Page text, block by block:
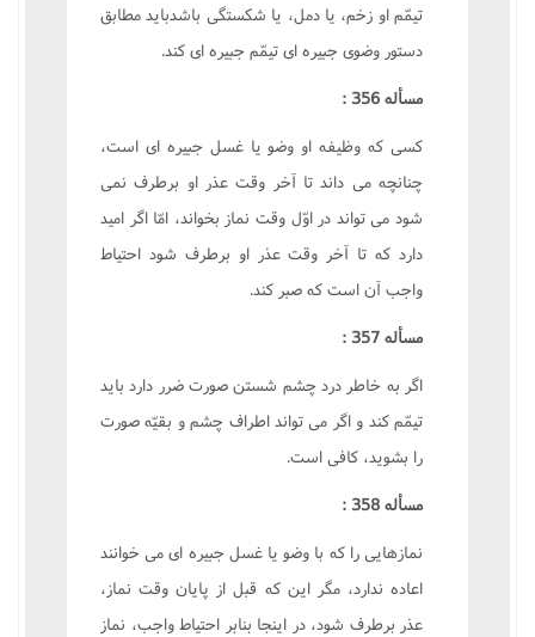
تيمّم او زخم، يا دمل، يا شکستگى باشدبايد مطابق
دستور وضوى جبيره اى تيمّم جبيره اى کند.
مسأله 356 :
کسى که وظيفه او وضو يا غسل جبيره اى است،
چنانچه مى داند تا آخر وقت عذر او برطرف نمى
شود مى تواند در اوّل وقت نماز بخواند، امّا اگر اميد
دارد که تا آخر وقت عذر او برطرف شود احتياط
واجب آن است که صبر کند.
مسأله 357 :
اگر به خاطر درد چشم شستن صورت ضرر دارد بايد
تيمّم کند و اگر مى تواند اطراف چشم و بقيّه صورت
را بشويد، کافى است.
مسأله 358 :
نمازهايى را که با وضو يا غسل جبيره اى مى خوانند
اعاده ندارد، مگر اين که قبل از پايان وقت نماز،
عذر برطرف شود، در اينجا بنابر احتياط واجب، نماز